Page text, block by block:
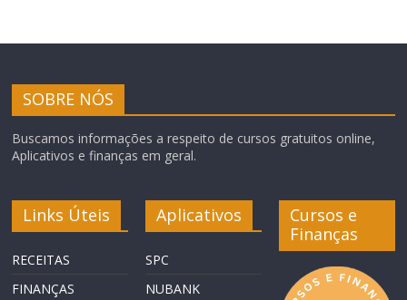
SOBRE NÓS
Buscamos informações a respeito de cursos gratuitos online,
Aplicativos e finanças em geral.
Links Úteis
RECEITAS
FINANÇAS
Aplicativos
SPC
NUBANK
Cursos e
Finanças